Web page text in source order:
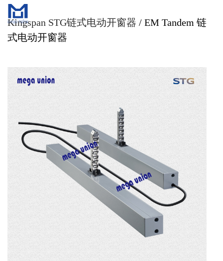
Kingspan STG链式电动开窗器 / EM Tandem 链
式电动开窗器